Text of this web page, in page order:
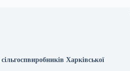
Харківської